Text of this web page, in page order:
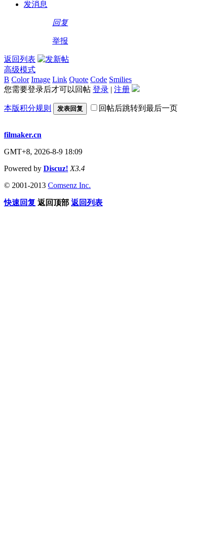
发消息
回复
举报
返回列表
高级模式
B Color Image Link Quote Code Smilies
您需要登录后才可以回帖 登录 | 注册
本版积分规则 发表回复 回帖后跳转到最后一页
filmaker.cn
GMT+8, 2026-8-9 18:09
Powered by Discuz! X3.4
© 2001-2013 Comsenz Inc.
快速回复 返回顶部 返回列表